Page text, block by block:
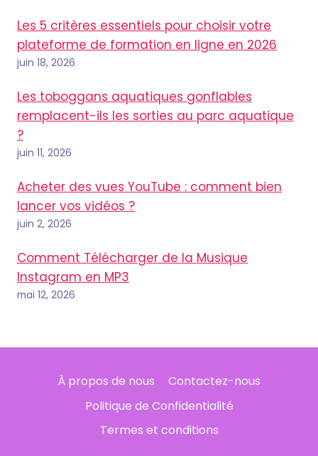
Les 5 critères essentiels pour choisir votre
plateforme de formation en ligne en 2026
juin 18, 2026
Les toboggans aquatiques gonflables
remplacent-ils les sorties au parc aquatique
?
juin 11, 2026
Acheter des vues YouTube : comment bien
lancer vos vidéos ?
juin 2, 2026
Comment Télécharger de la Musique
Instagram en MP3
mai 12, 2026
À propos de nous
Contactez-nous
Politique de Confidentialité
Termes et conditions